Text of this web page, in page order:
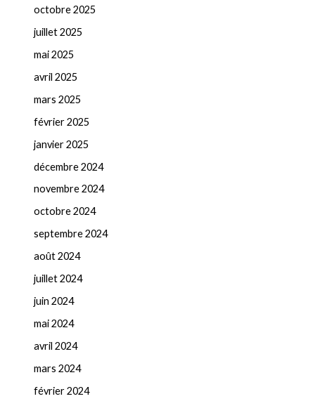
octobre 2025
juillet 2025
mai 2025
avril 2025
mars 2025
février 2025
janvier 2025
décembre 2024
novembre 2024
octobre 2024
septembre 2024
août 2024
juillet 2024
juin 2024
mai 2024
avril 2024
mars 2024
février 2024